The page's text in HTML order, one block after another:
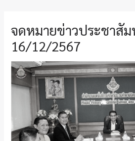
จดหมายข่าวประชาสั
16/12/2567